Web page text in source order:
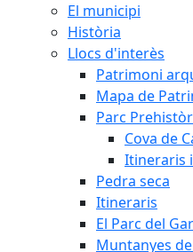
El municipi
Història
Llocs d'interès
Patrimoni
Mapa de
Parc
Cova de
Itineraris
Pedra seca
Itineraris
El Parc del
Muntanyes